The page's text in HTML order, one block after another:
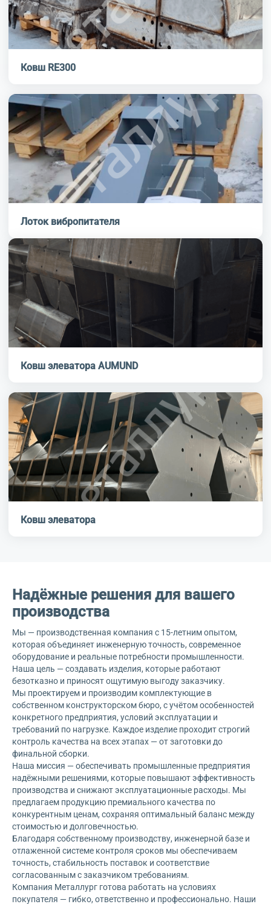
Ковш RE300
Лоток вибропитателя
Ковш элеватора AUMUND
Ковш элеватора
Надёжные решения для вашего
производства
Мы — производственная компания с 15-летним опытом,
которая объединяет инженерную точность, современное
оборудование и реальные потребности промышленности.
Наша цель — создавать изделия, которые работают
безотказно и приносят ощутимую выгоду заказчику.
Мы проектируем и производим комплектующие в
собственном конструкторском бюро, с учётом особенностей
конкретного предприятия, условий эксплуатации и
требований по нагрузке. Каждое изделие проходит строгий
контроль качества на всех этапах — от заготовки до
финальной сборки.
Наша миссия — обеспечивать промышленные предприятия
надёжными решениями, которые повышают эффективность
производства и снижают эксплуатационные расходы. Мы
предлагаем продукцию премиального качества по
конкурентным ценам, сохраняя оптимальный баланс между
стоимостью и долговечностью.
Благодаря собственному производству, инженерной базе и
отлаженной системе контроля сроков мы обеспечиваем
точность, стабильность поставок и соответствие
согласованным с заказчиком требованиям.
Компания Металлург готова работать на условиях
покупателя — гибко, ответственно и профессионально. Наши